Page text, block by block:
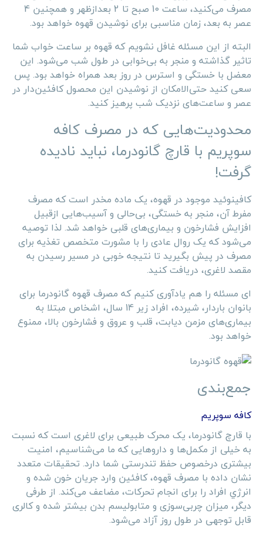
مصرف می‌کنید، ساعت 10 صبح تا 2 بعدازظهر و همچنین 4
عصر به بعد، زمان مناسبی برای نوشیدن قهوه خواهد بود.
البته از این مسئله غافل نشویم که قهوه بر ساعت خواب شما
تاثیر گذاشته و منجر به بی‌خوابی در طول شب می‌شود. این
معضل با خستگی و استرس در روز بعد همراه خواهد بود. پس
سعی کنید حتی‌الامکان از نوشیدن این محصول کافئین‌دار در
عصر و ساعت‌های نزدیک شب پرهیز کنید.
محدودیت‌هایی که در مصرف کافه
سوپریم با قارچ گانودرما، نباید نادیده
گرفت!
کافینوئید موجود در قهوه، یک ماده مخدر است که مصرف
مفرط آن، منجر به خستگی، بی‌حالی و آسیب‌هایی ازقبیل
افزایش فشارخون و بیماری‌های قلبی خواهد شد. لذا توصیه
می‌شود که یک روال عادی را با مشورت متخصص تغذیه برای
مصرف در پیش بگیرید تا نتیجه خوبی در مسیر رسیدن به
مقصد لاغری، دریافت کنید.
ای مسئله را هم یادآوری کنیم که مصرف قهوه گانودرما برای
بانوان باردار، شیرده، افراد زیر 14 سال، اشخاص مبتلا به
بیماری‌های مزمن دیابت، قلب و عروق و فشارخون بالا، ممنوع
خواهد بود.
جمع‌بندی
کافه سوپریم
با قارچ گانودرما، یک محرک طبیعی برای لاغری است که نسبت
به خیلی از مکمل‌ها و داروهایی که ما می‌شناسیم، امنیت
بیشتری درخصوص حفظ تندرستی شما دارد. تحقیقات متعدد
نشان داده با مصرف قهوه، کافئین وارد جریان خون شده و
انرژي افراد را برای انجام تحرکات، مضاعف می‌کند. از طرفی
دیگر، میزان چربی‌سوزی و متابولیسم بدن بیشتر شده و کالری
قابل توجهی در طول روز آزاد می‌شود.